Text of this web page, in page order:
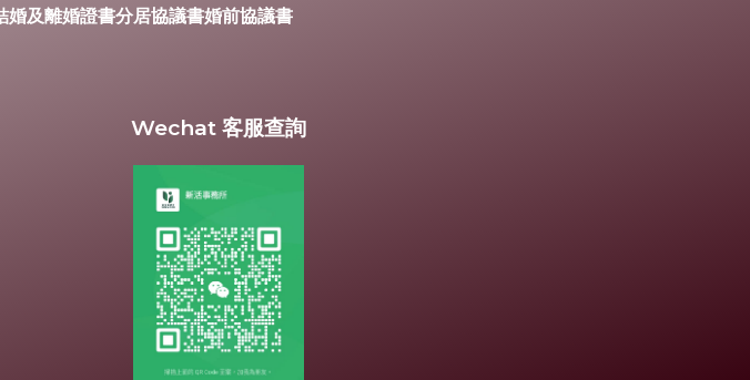
婚及離婚證書分居協議書婚前協議書
Wechat 客服查詢